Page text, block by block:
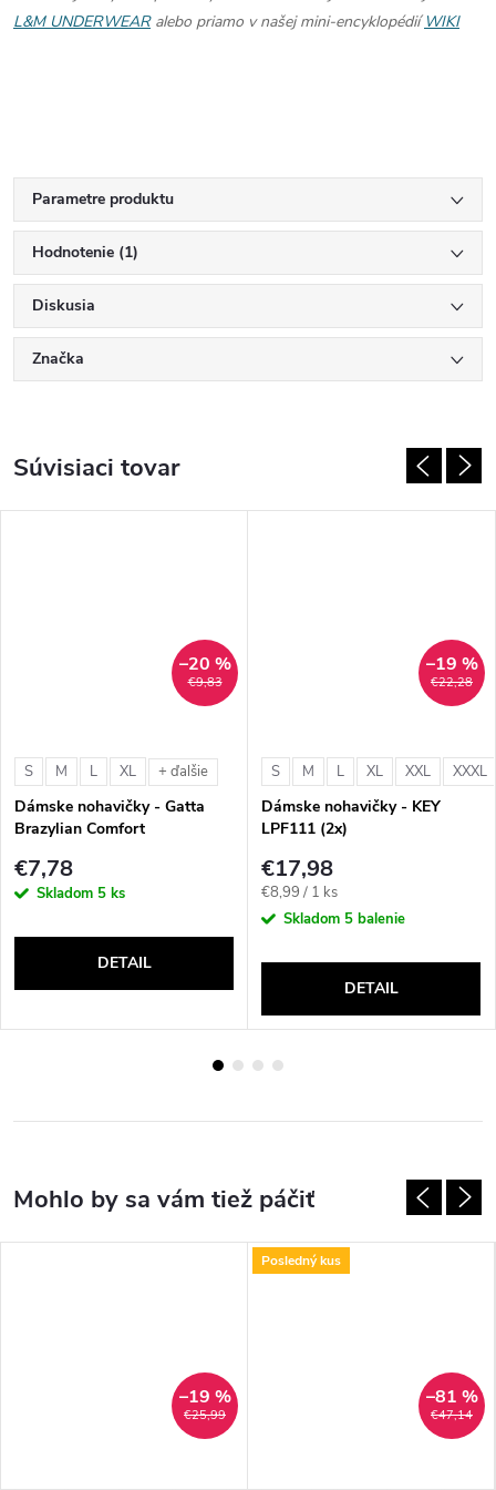
L&M UNDERWEARalebo priamo v našej mini-encyklopédiíWIKI
Parametre produktu
Hodnotenie (1)
Diskusia
Značka
Súvisiaci tovar
€9,83
–20 %
S M L XL + ďalšie
Dámske nohavičky - Gatta
Brazylian Comfort
€7,78
Skladom 5 ks
DETAIL
€22,28
–19 %
S M L XL XXL XXXL
Dámske nohavičky - KEY
LPF111 (2x)
€17,98
Jednotková
cena:
€8,99 / 1 ks
Skladom 5 balenie
DETAIL
€25,99
–19 %
Posledný kus
€47,14
–81 %